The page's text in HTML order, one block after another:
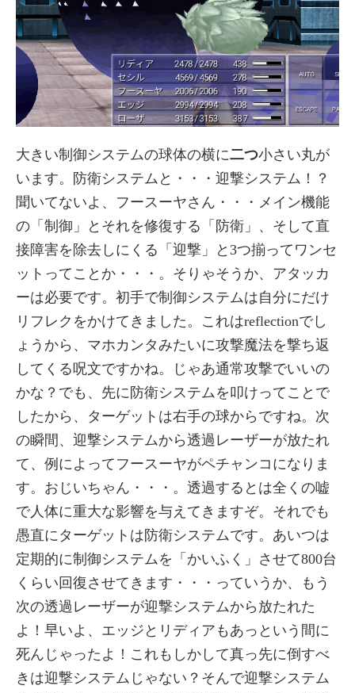
大きい制御システムの球体の横に二つ小さい丸が
います。防衛システムと・・・迎撃システム！？
聞いてないよ、フースーヤさん・・・メイン機能
の「制御」とそれを修復する「防衛」、そして直
接障害を除去しにくる「迎撃」と3つ揃ってワンセ
ットってことか・・・。そりゃそうか、アタッカ
ーは必要です。初手で制御システムは自分にだけ
リフレクをかけてきました。これはreflectionでし
ょうから、マホカンタみたいに攻撃魔法を撃ち返
してくる呪文ですかね。じゃあ通常攻撃でいいの
かな？でも、先に防衛システムを叩けってことで
したから、ターゲットは右手の球からですね。次
の瞬間、迎撃システムから透過レーザーが放たれ
て、例によってフースーヤがペチャンコになりま
す。おじいちゃん・・・。透過するとは全くの嘘
で人体に重大な影響を与えてきますぞ。それでも
愚直にターゲットは防衛システムです。あいつは
定期的に制御システムを「かいふく」させて800台
くらい回復させてきます・・・っていうか、もう
次の透過レーザーが迎撃システムから放たれた
よ！早いよ、エッジとリディアもあっという間に
死んじゃったよ！これもしかして真っ先に倒すべ
きは迎撃システムじゃない？そんで迎撃システム